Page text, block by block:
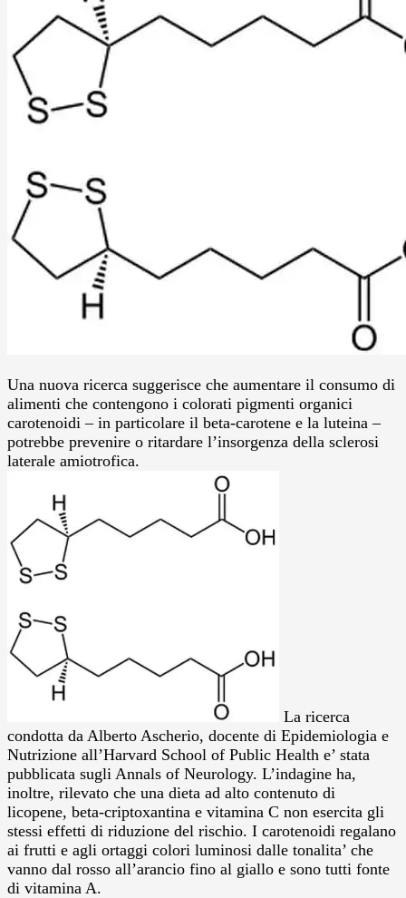
Una nuova ricerca suggerisce che aumentare il consumo di
alimenti che contengono i colorati pigmenti organici
carotenoidi – in particolare il beta-carotene e la luteina –
potrebbe prevenire o ritardare l’insorgenza della sclerosi
laterale amiotrofica.
La ricerca
condotta da Alberto Ascherio, docente di Epidemiologia e
Nutrizione all’Harvard School of Public Health e’ stata
pubblicata sugli Annals of Neurology. L’indagine ha,
inoltre, rilevato che una dieta ad alto contenuto di
licopene, beta-criptoxantina e vitamina C non esercita gli
stessi effetti di riduzione del rischio. I carotenoidi regalano
ai frutti e agli ortaggi colori luminosi dalle tonalita’ che
vanno dal rosso all’arancio fino al giallo e sono tutti fonte
di vitamina A.